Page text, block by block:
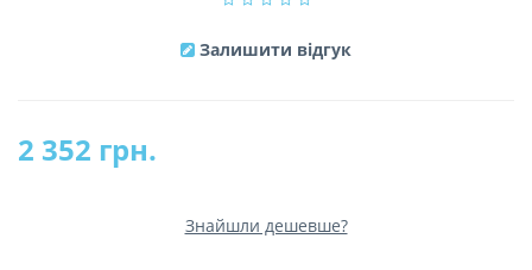
Залишити відгук
2 352 грн.
Знайшли дешевше?